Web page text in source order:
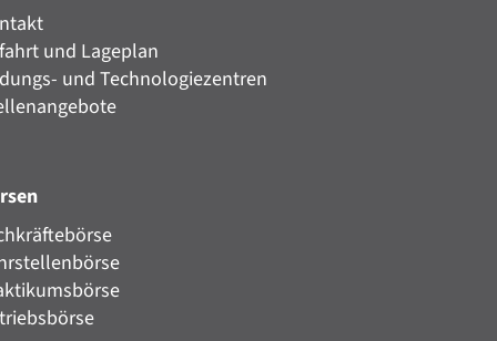
und Lageplan
und Technologiezentren